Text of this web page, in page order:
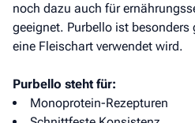
noch dazu auch für
geeignet. Purbello ist
eine Fleischart verwendet wird.
Purbello steht für:
Monoprotein-Rezepturen